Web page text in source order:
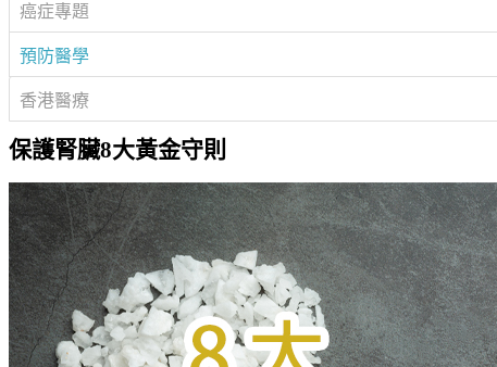
癌症專題
預防醫學
香港醫療
保護腎臟8大黃金守則